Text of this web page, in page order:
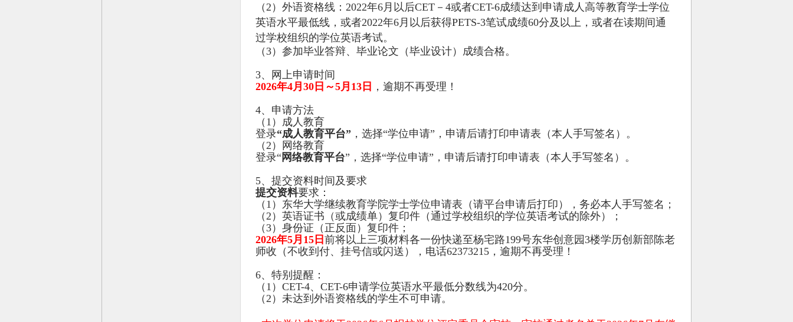
（2 ）外语资格线： 2022年6月以后CET － 4或者CET-6成绩达到申请成人高等教育学士学位
英语水平最低线，或者2022年6月以后获得PETS-3笔试成绩60分及以上，或者在读期间通
过学校组织的学位英语考试。
（3）参加毕业答辩、毕业论文（毕业设计）成绩合格。
3、网上申请时间
2026年4月 30 日～5月 13 日 ，逾期不再受理！
4、申请方法
（ 1 ）成人教育
登录“成人教育平台” ，选择“学位申请”，申请后请打印申请表（本人手写签名）。
（2）
网络教育
登录“网络教育平台”，选择“学位申请”，申请后请打印申请表（本人手写签名）。
5、提交资料时间及要求
提交资料要求：
（ 1 ）东华大学继续教育学院学士学位申请表（请平台申请后打印），务必本人手写签名；
（2 ）英语证书（或成绩单）复印件（通过学校组织的学位英语考试的除外）；
（3）身份证（正反面）复印件；
2026年5月 15 日 前将以上三项材料各一份快递至杨宅路199号东华创意园 3楼学历创新部陈老
师收（不收到付、挂号信或闪送），电话62373215 ，逾期不再受理！
6、 特别提醒：
（ 1 ） CET-4、 CET-6申请学位英语水平最低分数线为420分。
（2 ） 未达到外语资格线的学生不可申请。